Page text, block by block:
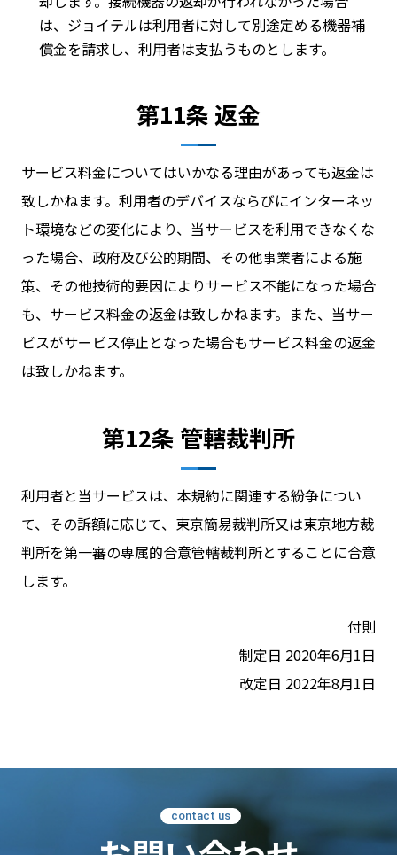
は、ジョイテルは利用者に対して別途定める機器補
償金を請求し、利用者は支払うものとします。
第11条 返金
サービス料金についてはいかなる理由があっても返金は
致しかねます。利用者のデバイスならびにインターネッ
ト環境などの変化により、当サービスを利用できなくな
った場合、政府及び公的期間、その他事業者による施
策、その他技術的要因によりサービス不能になった場合
も、サービス料金の返金は致しかねます。また、当サー
ビスがサービス停止となった場合もサービス料金の返金
は致しかねます。
第12条 管轄裁判所
利用者と当サービスは、本規約に関連する紛争につい
て、その訴額に応じて、東京簡易裁判所又は東京地方裁
判所を第一審の専属的合意管轄裁判所とすることに合意
します。
付則
制定日 2020年6月1日
改定日 2022年8月1日
contact us